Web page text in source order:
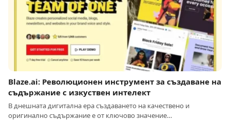
Blaze.ai: Революционен инструмент за създаване на
съдържание с изкуствен интелект
В днешната дигитална ера създаването на качествено и
оригинално съдържание е от ключово значение…